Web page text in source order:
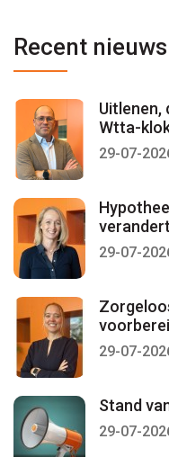
Recent nieuws
Uitlenen,
Wtta-
29-07-
29-07-
gerust
29-07-
Stand
29-07-